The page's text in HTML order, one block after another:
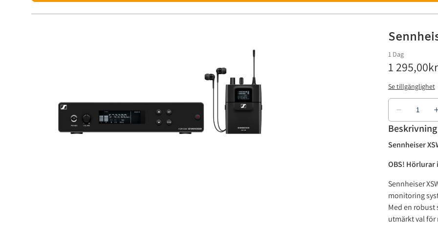
Beskrivning
Sennheiser
OBS! Hörlurar
Sennheiser
monitoring
Med en robust
utmärkt val för